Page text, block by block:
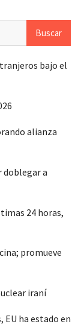
bajo el
alianza
doblegar a
24 horas,
promueve
iraní
EU ha estado en